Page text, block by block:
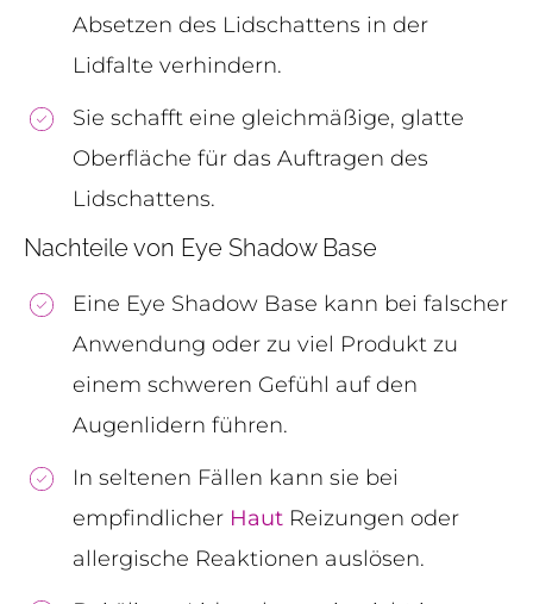
Absetzen des Lidschattens in der
Lidfalte verhindern.
Sie schafft eine gleichmäßige, glatte
Oberfläche für das Auftragen des
Lidschattens.
Nachteile von Eye Shadow Base
Eine Eye Shadow Base kann bei falscher
Anwendung oder zu viel Produkt zu
einem schweren Gefühl auf den
Augenlidern führen.
In seltenen Fällen kann sie bei
empfindlicher Haut Reizungen oder
allergische Reaktionen auslösen.